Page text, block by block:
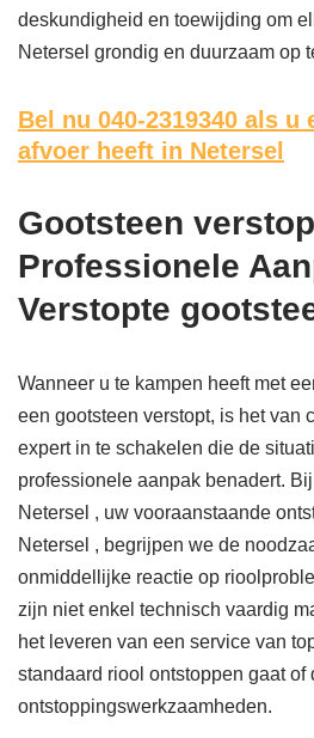
deskundigheid en toewijding om
Netersel grondig en duurzaam op
Bel nu 040-2319340 als u
afvoer heeft in Netersel
Gootsteen
Professionele
Verstopte
Wanneer u te kampen heeft met
een gootsteen verstopt, is het van
expert in te schakelen die de
professionele aanpak benadert.
Netersel , uw vooraanstaande
Netersel , begrijpen we de
onmiddellijke reactie op
zijn niet enkel technisch vaardig
het leveren van een service van
standaard riool ontstoppen gaat of
ontstoppingswerkzaamheden.